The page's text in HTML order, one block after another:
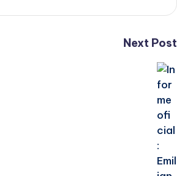
Next Post